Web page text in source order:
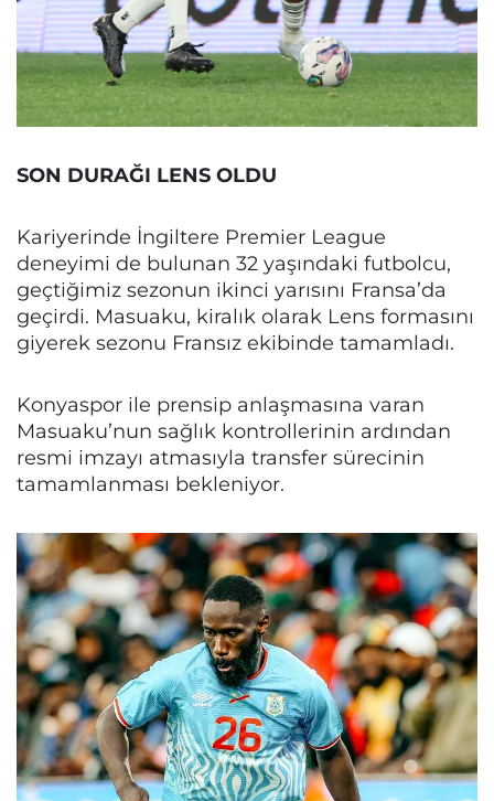
SON DURAĞI LENS OLDU
Kariyerinde İngiltere Premier League
deneyimi de bulunan 32 yaşındaki futbolcu,
geçtiğimiz sezonun ikinci yarısını Fransa’da
geçirdi. Masuaku, kiralık olarak Lens formasını
giyerek sezonu Fransız ekibinde tamamladı.
Konyaspor ile prensip anlaşmasına varan
Masuaku’nun sağlık kontrollerinin ardından
resmi imzayı atmasıyla transfer sürecinin
tamamlanması bekleniyor.